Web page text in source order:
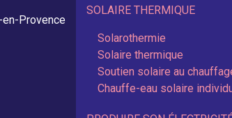
en-Provence
SOLAIRE THERMIQUE
Solarothermie
Solaire thermique
Soutien solaire au
Chauffe-eau solaire